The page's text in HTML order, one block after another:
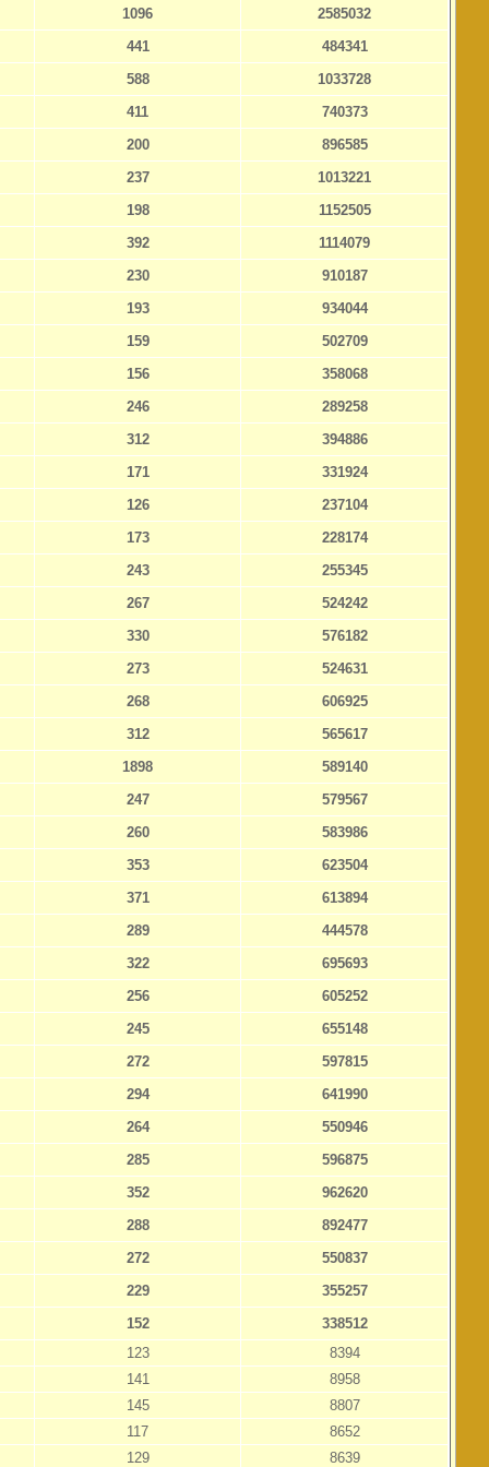
1096
2585032
441
484341
588
1033728
411
740373
200
896585
237
1013221
198
1152505
392
1114079
230
910187
193
934044
159
502709
156
358068
246
289258
312
394886
171
331924
126
237104
173
228174
243
255345
267
524242
330
576182
273
524631
268
606925
312
565617
1898
589140
247
579567
260
583986
353
623504
371
613894
289
444578
322
695693
256
605252
245
655148
272
597815
294
641990
264
550946
285
596875
352
962620
288
892477
272
550837
229
355257
152
338512
123
8394
141
8958
145
8807
117
8652
129
8639